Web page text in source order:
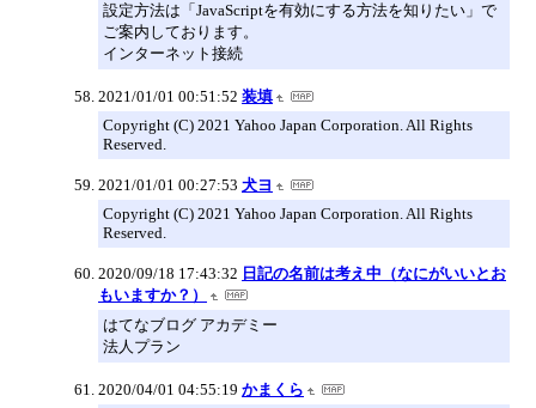
設定方法は「JavaScriptを有効にする方法を知りたい」で
ご案内しております。
インターネット接続
2021/01/01 00:51:52 装填
Copyright (C) 2021 Yahoo Japan Corporation. All Rights
Reserved.
2021/01/01 00:27:53 犬ヨ
Copyright (C) 2021 Yahoo Japan Corporation. All Rights
Reserved.
2020/09/18 17:43:32 日記の名前は考え中（なにがいいとお
もいますか？）
はてなブログ アカデミー
法人プラン
2020/04/01 04:55:19 かまくら